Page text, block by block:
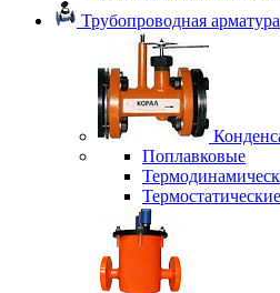
Трубопроводная арматура
Поплавковые
Термостатические